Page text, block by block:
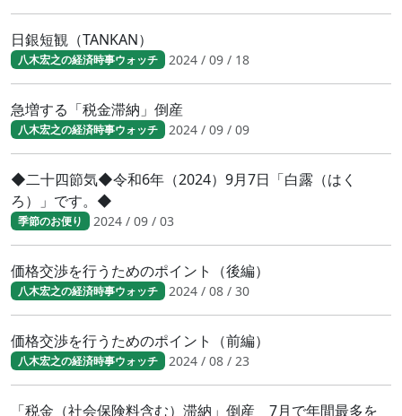
日銀短観（TANKAN）
八木宏之の経済時事ウォッチ 2024 / 09 / 18
急増する「税金滞納」倒産
八木宏之の経済時事ウォッチ 2024 / 09 / 09
◆二十四節気◆令和6年（2024）9月7日「白露（はく
ろ）」です。◆
季節のお便り 2024 / 09 / 03
価格交渉を行うためのポイント（後編）
八木宏之の経済時事ウォッチ 2024 / 08 / 30
価格交渉を行うためのポイント（前編）
八木宏之の経済時事ウォッチ 2024 / 08 / 23
「税金（社会保険料含む）滞納」倒産 7月で年間最多を